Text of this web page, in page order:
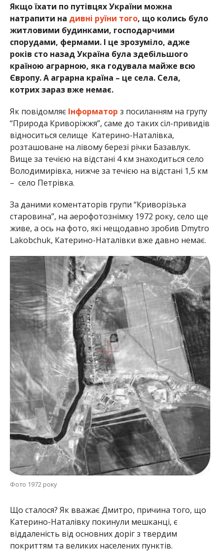
Якщо їхати по путівцях України можна
натрапити на дивні руїни того, що колись було
житловими будинками, господарчими
спорудами, фермами. І це зрозуміло, адже
років сто назад Україна була здебільшого
країною аграрною, яка годувала майже всю
Європу. А аграрна країна – це села. Села,
котрих зараз вже немає.
Як повідомляє Інформатор з посиланням на групу
“Природа Криворіжжя”, саме до таких сіл-привидів
відноситься селище Катерино-Наталівка,
розташоване на лівому березі річки Базавлук.
Вище за течією на відстані 4 км знаходиться село
Володимирівка, нижче за течією на відстані 1,5 км
– село Петрівка.
За даними коментаторів групи “Криворізька
старовина”, на аерофотознімку 1972 року, село ще
живе, а ось на фото, які нещодавно зробив Dmytro
Lakobchuk, Катерино-Наталівки вже давно немає.
Фото 1972 року
Що сталося? Як вважає Дмитро, причина того, що
Катерино-Наталівку покинули мешканці, є
віддаленість від основних доріг з твердим
покриттям та великих населених пунктів.